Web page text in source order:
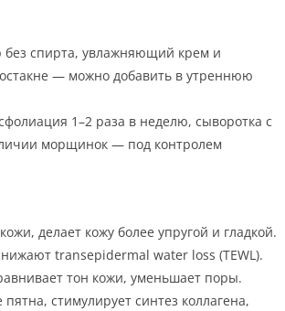
спирта, увлажняющий крем и
— можно добавить в утреннюю
1–2 раза в неделю, сыворотка с
морщинок — под контролем
делает кожу более упругой и гладкой.
transepidermal water loss (TEWL).
тон кожи, уменьшает поры.
стимулирует синтез коллагена,